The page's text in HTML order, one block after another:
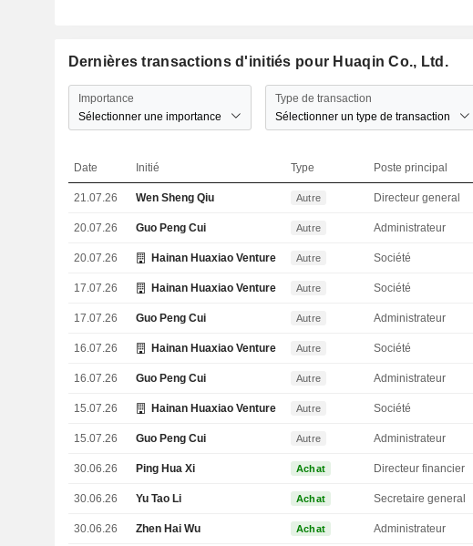
Dernières transactions d'initiés pour Huaqin Co., Ltd.
Importance
Sélectionner une importance
Type de transaction
Sélectionner un type de transaction
Date Initié Type Poste principal
21.07.26 Wen Sheng Qiu Autre Directeur general
20.07.26 Guo Peng Cui Autre Administrateur
20.07.26 Hainan Huaxiao Venture Capital Partnership
Autre Société
17.07.26 Hainan Huaxiao Venture Capital Partnership
Autre Société
17.07.26 Guo Peng Cui Autre Administrateur
16.07.26 Hainan Huaxiao Venture Capital Partnership
Autre Société
16.07.26 Guo Peng Cui Autre Administrateur
15.07.26 Hainan Huaxiao Venture Capital Partnership
Autre Société
15.07.26 Guo Peng Cui Autre Administrateur
30.06.26 Ping Hua Xi Achat Directeur financier
30.06.26 Yu Tao Li Achat Secretaire general
30.06.26 Zhen Hai Wu Achat Administrateur